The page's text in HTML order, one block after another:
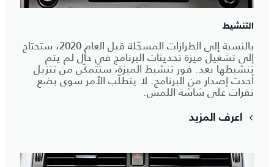
التنشيط
بالنسبة إلى الطرازات المسجّلة قبل العام 2020، ستحتاج
إلى تشغيل ميزة تحديثات البرنامج في حال لم يتم
تنشيطها بعد. فور تنشيط الميزة، ستتمكّن من تنزيل
أحدث إصدار من البرنامج. لا يتطلّب الأمر سوى بضع
نقرات على شاشة اللمس.
اعرف المزيد